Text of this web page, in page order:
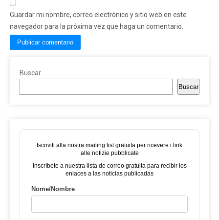
Guardar mi nombre, correo electrónico y sitio web en este
navegador para la próxima vez que haga un comentario.
Buscar
Buscar
Iscriviti alla nostra mailing list gratuita per ricevere i link
alle notizie pubblicate
Inscríbete a nuestra lista de correo gratuita para recibir los
enlaces a las noticias publicadas
Nome/Nombre